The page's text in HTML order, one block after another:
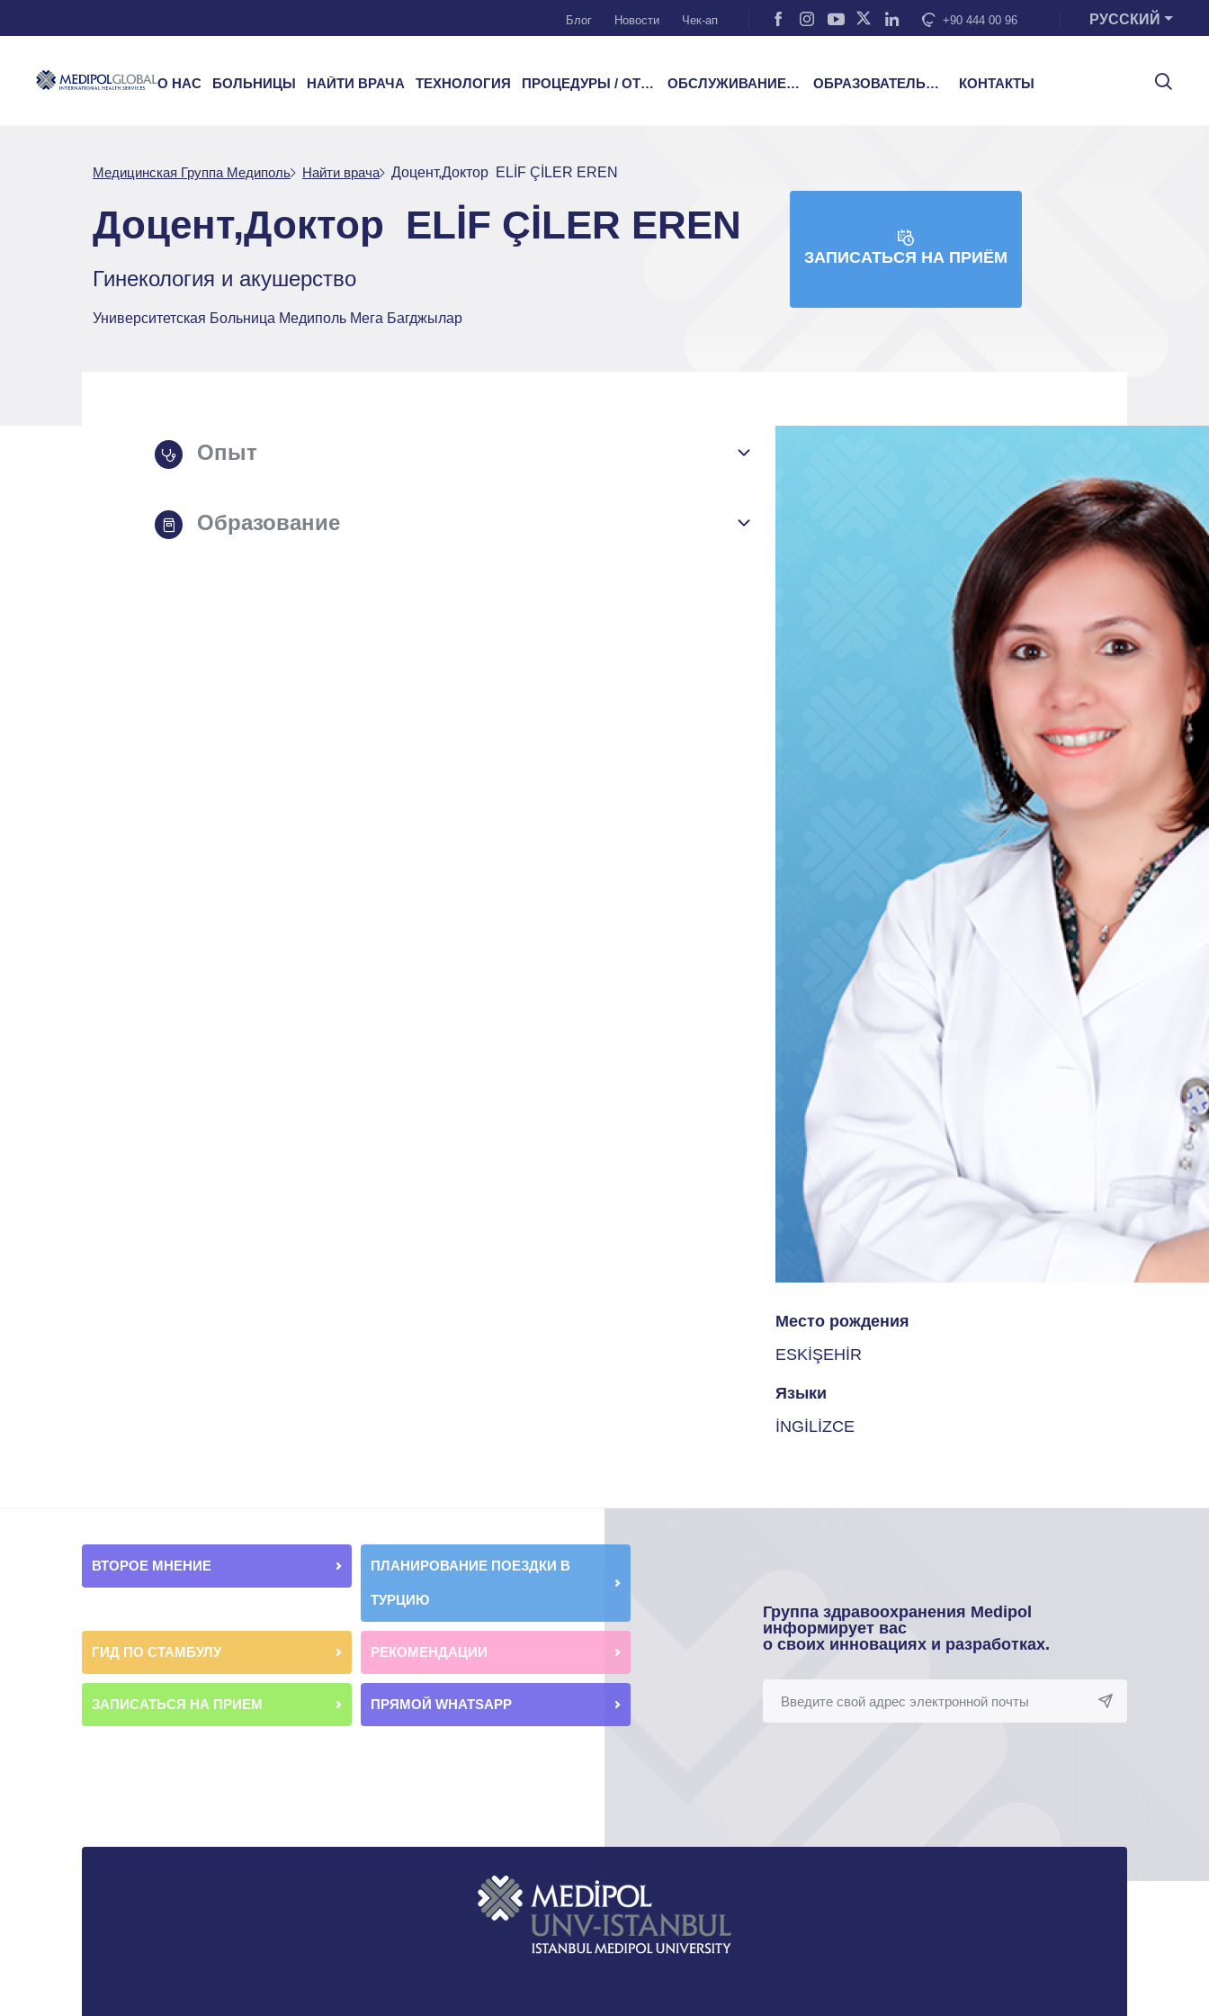
Блог Новости Чек-ап +90 444 00 96 РУССКИЙ
О НАС БОЛЬНИЦЫ НАЙТИ ВРАЧА ТЕХНОЛОГИЯ ПРОЦЕДУРЫ / ОТДЕЛЕНИЯ ОБСЛУЖИВАНИЕ ПАЦИЕНТОВ ОБРАЗОВАТЕЛЬНЫЕ УСЛУГИ КОНТАКТЫ
Медицинская Группа Медиполь Найти врача Доцент,Доктор ELİF ÇİLER EREN
Доцент,Доктор ELİF ÇİLER EREN
Гинекология и акушерство
Университетская Больница Медиполь Мега Багджылар
ЗАПИСАТЬСЯ НА ПРИЁМ
Место рождения
ESKİŞEHİR
Языки
İNGİLİZCE
Опыт
Образование
ВТОРОЕ МНЕНИЕ ПЛАНИРОВАНИЕ ПОЕЗДКИ В
ТУРЦИЮ
ГИД ПО СТАМБУЛУ РЕКОМЕНДАЦИИ
ЗАПИСАТЬСЯ НА ПРИЕМ ПРЯМОЙ WHATSAPP
Группа здравоохранения Medipol
информирует вас
о своих инновациях и разработках.